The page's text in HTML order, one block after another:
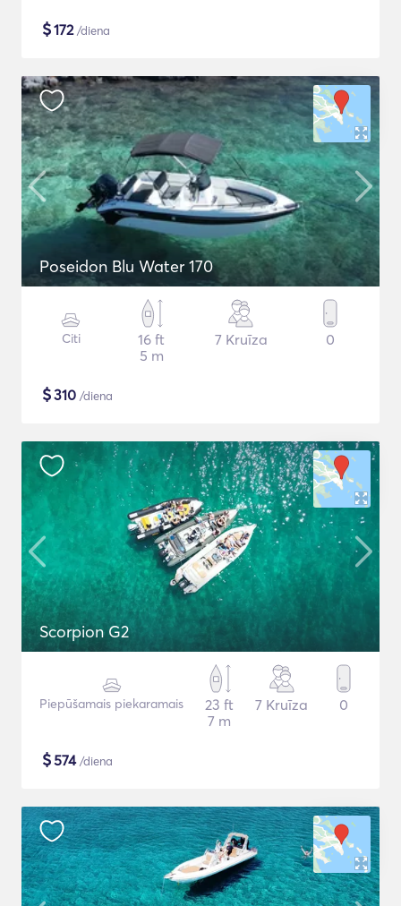
$172/diena
Poseidon Blu Water 170
Citi
16 ft
5 m
7 Kruīza 0
$310 /diena
Scorpion G2
Piepūšamais piekaramais
23 ft
7 m
7 Kruīza 0
$574/diena